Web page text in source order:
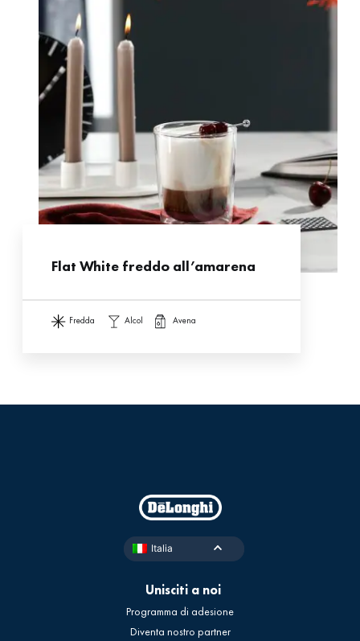
Flat White freddo all’amarena
fredda alcol avena
Italia
Unisciti a noi
Programma di adesione
Diventa nostro partner